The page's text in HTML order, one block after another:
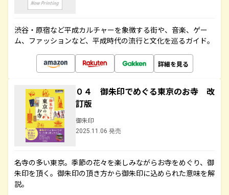
渋谷・原宿など平成カルチャーを象徴する街や、音楽、ゲー
ム、ファッションなど、平成時代の流行と文化を巡るガイド。
詳細を見る
０４ 御朱印でめぐる東京のお寺 改
訂版
御朱印
2025.11.06 発売
名寺の多い東京。季節の花々を楽しみながらお寺をめぐり、御
朱印を頂く。御朱印の頂き方から御朱印に込められた意味を解
説。